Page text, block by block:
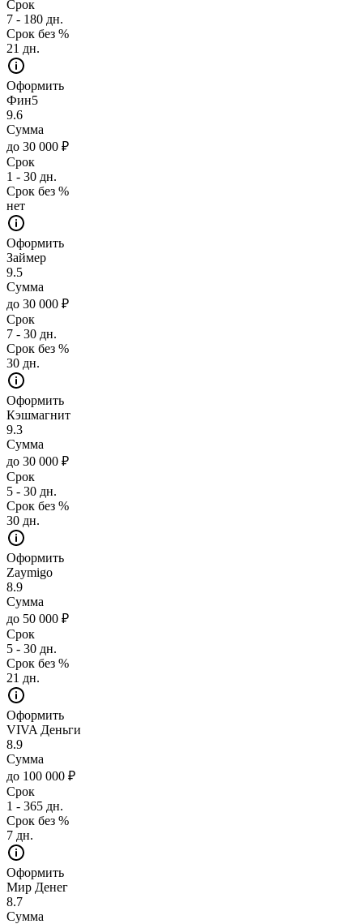
Срок
7 - 180 дн.
Срок без %
21 дн.
Оформить
Фин5
9.6
Сумма
до 30 000 ₽
Срок
1 - 30 дн.
Срок без %
нет
Оформить
Займер
9.5
Сумма
до 30 000 ₽
Срок
7 - 30 дн.
Срок без %
30 дн.
Оформить
Кэшмагнит
9.3
Сумма
до 30 000 ₽
Срок
5 - 30 дн.
Срок без %
30 дн.
Оформить
Zaymigo
8.9
Сумма
до 50 000 ₽
Срок
5 - 30 дн.
Срок без %
21 дн.
Оформить
VIVA Деньги
8.9
Сумма
до 100 000 ₽
Срок
1 - 365 дн.
Срок без %
7 дн.
Оформить
Мир Денег
8.7
Сумма